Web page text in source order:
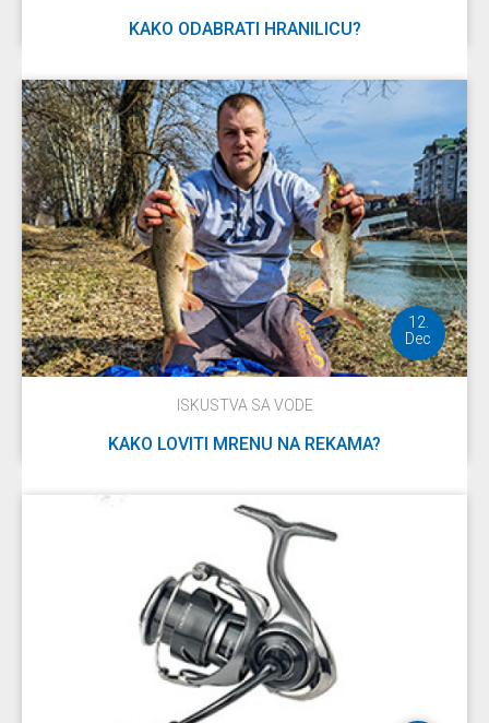
KAKO ODABRATI HRANILICU?
DETALJNIJE
12.
Dec
ISKUSTVA SA VODE
KAKO LOVITI MRENU NA REKAMA?
DETALJNIJE